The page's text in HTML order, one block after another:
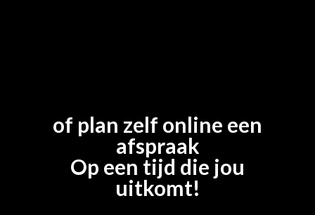
of plan zelf online een
afspraak
Op een tijd die jou
uitkomt!